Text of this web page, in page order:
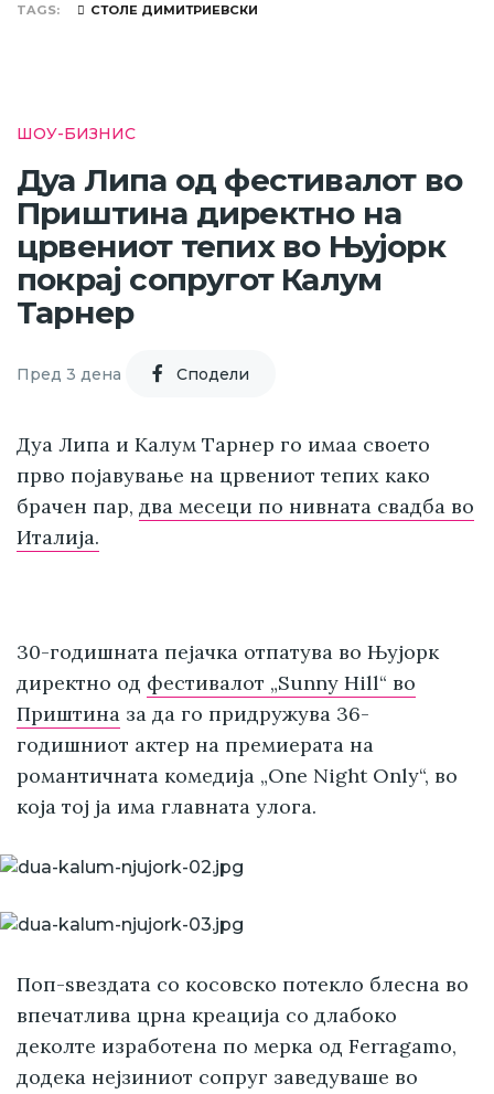
TAGS СТОЛЕ ДИМИТРИЕВСКИ
ШОУ-БИЗНИС
Дуа Липа од фестивалот во
Приштина директно на
црвениот тепих во Њујорк
покрај сопругот Калум
Тарнер
Пред 3 дена Cподели
Дуа Липа и Калум Тарнер го имаа своето
прво појавување на црвениот тепих како
брачен пар, два месеци по нивната свадба во
Италија.
30-годишната пејачка отпатува во Њујорк
директно од фестивалот „Sunny Hill“ во
Приштина за да го придружува 36-
годишниот актер на премиерата на
романтичната комедија „One Night Only“, во
која тој ја има главната улога.
Поп-ѕвездата со косовско потекло блесна во
впечатлива црна креација со длабоко
деколте изработена по мерка од Ferragamo,
додека нејзиниот сопруг заведуваше во